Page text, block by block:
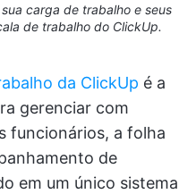
carga de trabalho e seus
de trabalho do ClickUp.
da ClickUp é a
gerenciar com
funcionários, a folha
de
em um único sistema